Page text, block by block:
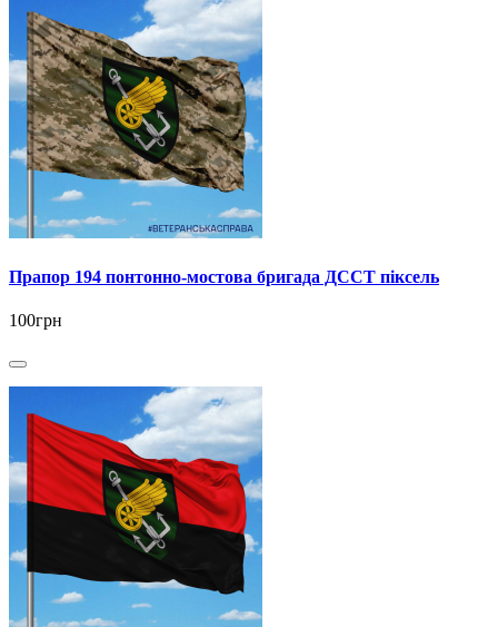
Прапор 194 понтонно-мостова бригада ДССТ піксель
100грн